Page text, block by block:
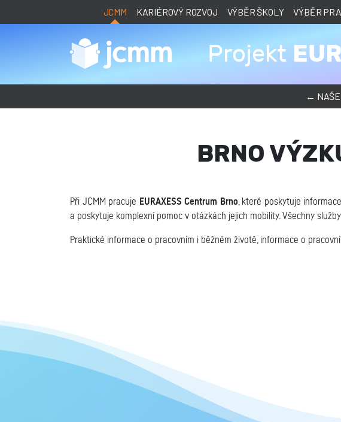
JCMM KARIÉROVÝ ROZVOJ VÝBĚR ŠKOLY VÝBĚR
Projekt
← NAŠE
BRNO
Při JCMM pracuje EURAXESS Centrum Brno , které poskytuje
a poskytuje komplexní pomoc v otázkách jejich mobility. Všechny
Praktické informace o pracovním i běžném životě, informace o